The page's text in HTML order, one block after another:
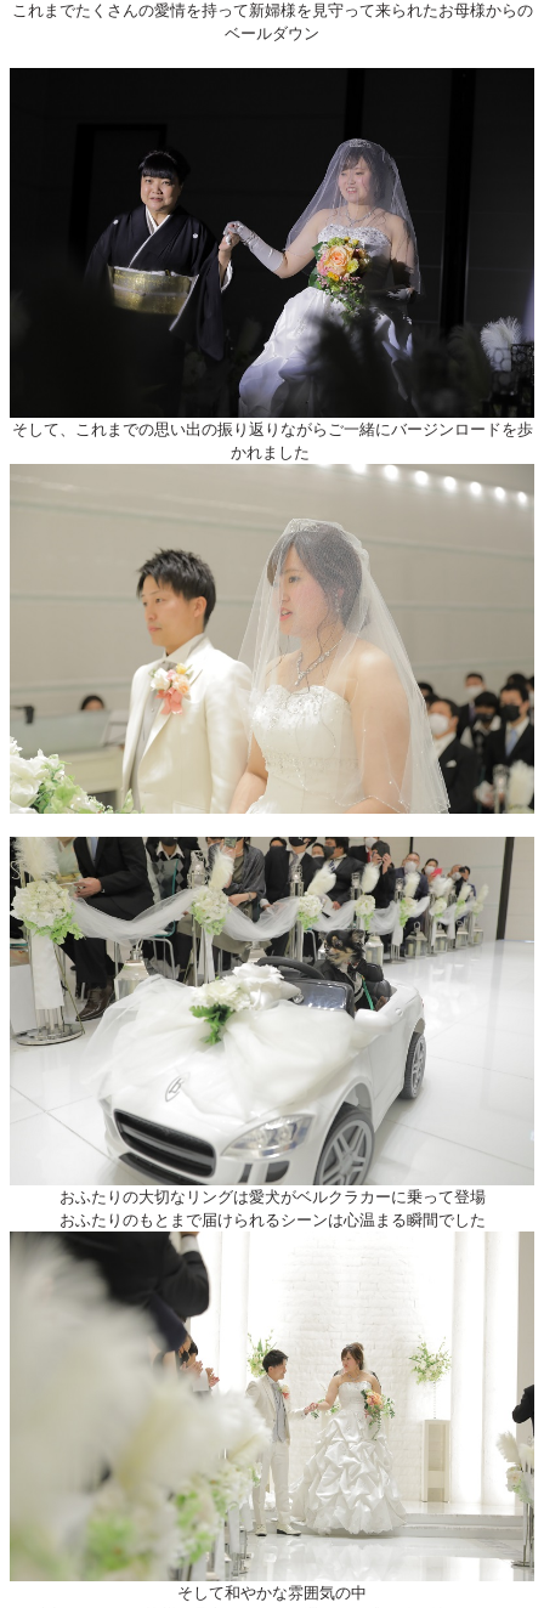
これまでたくさんの愛情を持って新婦様を見守って来られたお母様からの
ベールダウン
そして、これまでの思い出の振り返りながらご一緒にバージンロードを歩
かれました
おふたりの大切なリングは愛犬がベルクラカーに乗って登場
おふたりのもとまで届けられるシーンは心温まる瞬間でした
そして和やかな雰囲気の中